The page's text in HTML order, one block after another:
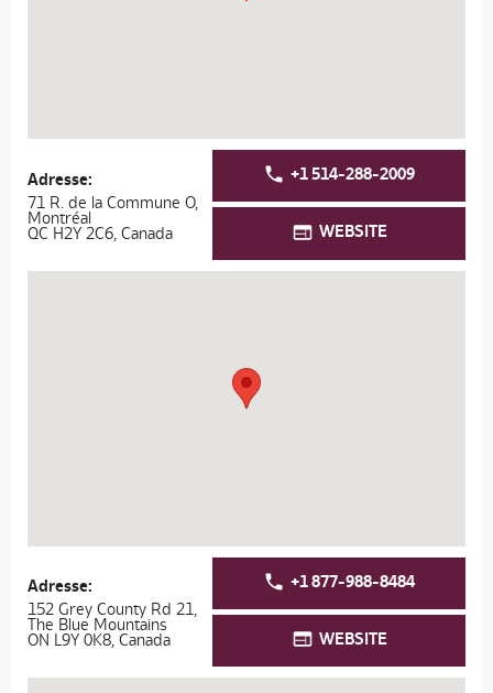
Adresse:
71 R. de la Commune O,
Montréal
QC H2Y 2C6, Canada
+1 514-288-2009
WEBSITE
Adresse:
152 Grey County Rd 21,
The Blue Mountains
ON L9Y 0K8, Canada
+1 877-988-8484
WEBSITE